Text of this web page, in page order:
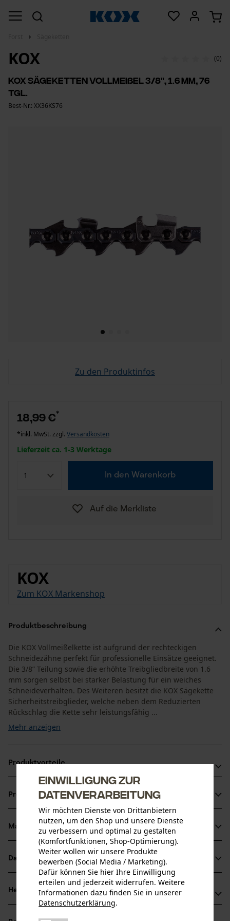
KOX (0)
KOX Sägeketten Vollmeißel 3/8", 1.6 mm, 76
Tgl.
Best-Nr.: XX36KS76
Zu den Produktinfos
18,99 €*
*inkl. MwSt. zzgl. Versandkosten
Lieferzeit ca. 1-3 Werktage
In den Warenkorb
Auf die Merkliste
KOX
Zum KOX Markenshop
Produktbeschreibung
Die KOX Vollmeißelkette ist aufgrund der rechteckigen
Schneidezähne perfekt für professionelle Einsätze geeignet.
Die 3/8” Teilung sowie die erhöhte Treibgliedbreite von 1.6
mm sorgen selbst bei starker Belastung für ein weiches
Schneideverhalten. Des Weiteren besitzt die KOX Sägekette
Sicherheitstreibglieder, welche neben dem Reduzierten
Rückschlag die Kette sehr leistungsfähig ...
Mehr anzeigen
Produktvorteile
Motorsägenkette sorgt für reduzierte Vibration der
Schneidgarnitur
Extrem leistungsfähige Vollmeißelzähne
Markierung des Schärfwinkels auf den Zahndächern für
korrektes Schärfen der Sägekette
Produktinformationen
Produktdetails
Aktivitätstyp
Altersgruppe
Material & Pflege
Material
Hauptmaterial
Datenblätter
Produktsicherheitsdatenblatt (PDF)
Herstellerinformationen
Einwilligung zur
Datenverarbeitung
Wir möchten Dienste von Drittanbietern
nutzen, um den Shop und unsere Dienste
zu verbessern und optimal zu gestalten
(Komfortfunktionen, Shop-Optimierung).
Weiter wollen wir unsere Produkte
bewerben (Social Media / Marketing).
Dafür können Sie hier Ihre Einwilligung
erteilen und jederzeit widerrufen. Weitere
Informationen dazu finden Sie in unserer
Datenschutzerklärung.